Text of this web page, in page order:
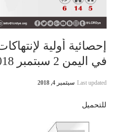
إحصائية أولية
في اليمن 2 سبتمبر 2018
Last updated سبتمبر 4, 2018
للتحميل